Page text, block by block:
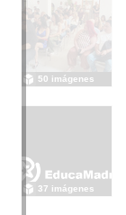
50 imágenes
37 imágenes